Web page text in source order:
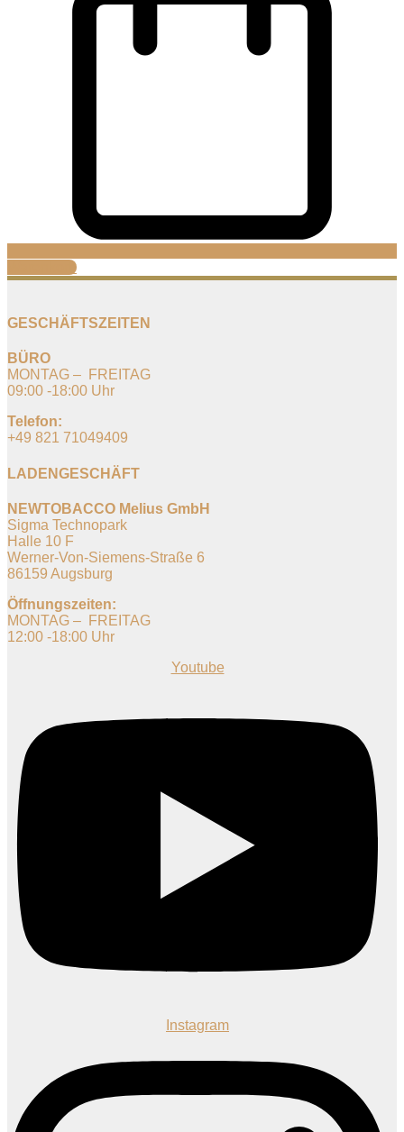
Warenkorb
GESCHÄFTSZEITEN
BÜRO
MONTAG – FREITAG
09:00 -18:00 Uhr
Telefon:
+49 821 71049409
LADENGESCHÄFT
NEWTOBACCO Melius GmbH
Sigma Technopark
Halle 10 F
Werner-Von-Siemens-Straße 6
86159 Augsburg
Öffnungszeiten:
MONTAG – FREITAG
12:00 -18:00 Uhr
Youtube
Instagram